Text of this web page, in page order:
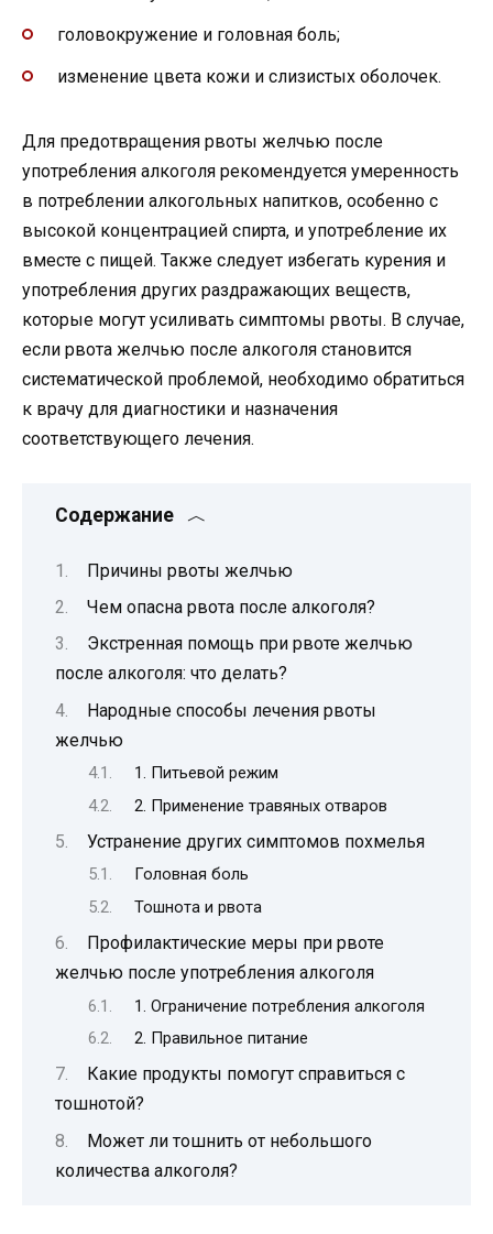
головокружение и головная боль;
изменение цвета кожи и слизистых оболочек.
Для предотвращения рвоты желчью после
употребления алкоголя рекомендуется умеренность
в потреблении алкогольных напитков, особенно с
высокой концентрацией спирта, и употребление их
вместе с пищей. Также следует избегать курения и
употребления других раздражающих веществ,
которые могут усиливать симптомы рвоты. В случае,
если рвота желчью после алкоголя становится
систематической проблемой, необходимо обратиться
к врачу для диагностики и назначения
соответствующего лечения.
Содержание
Причины рвоты желчью
Чем опасна рвота после алкоголя?
Экстренная помощь при рвоте желчью
после алкоголя: что делать?
Народные способы лечения рвоты
желчью
1. Питьевой режим
2. Применение травяных отваров
Устранение других симптомов похмелья
Головная боль
Тошнота и рвота
Профилактические меры при рвоте
желчью после употребления алкоголя
1. Ограничение потребления алкоголя
2. Правильное питание
Какие продукты помогут справиться с
тошнотой?
Может ли тошнить от небольшого
количества алкоголя?